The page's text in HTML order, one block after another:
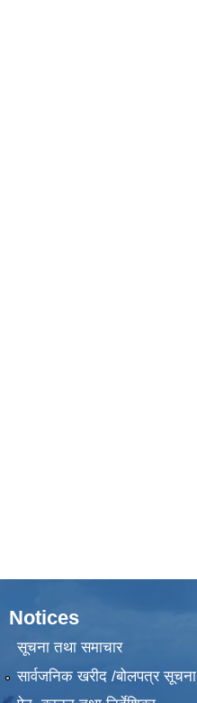
Notices
सूचना तथा समाचार
सार्वजनिक खरीद /बोलपत्र सूचना